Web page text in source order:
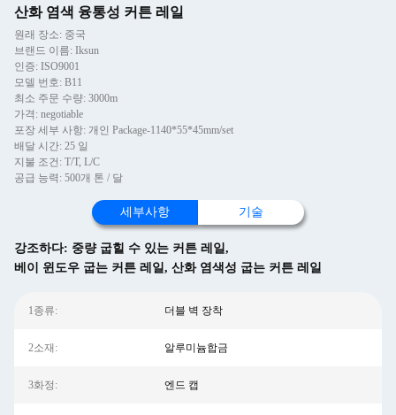
산화 염색 융통성 커튼 레일
원래 장소: 중국
브랜드 이름: Iksun
인증: ISO9001
모델 번호: B11
최소 주문 수량: 3000m
가격: negotiable
포장 세부 사항: 개인 Package-1140*55*45mm/set
배달 시간: 25 일
지불 조건: T/T, L/C
공급 능력: 500개 톤 / 달
세부사항 기술
강조하다: 중량 굽힐 수 있는 커튼 레일,
베이 윈도우 굽는 커튼 레일, 산화 염색성 굽는 커튼 레일
1종류: 더블 벽 장착
2소재: 알루미늄합금
3화정: 엔드 캡